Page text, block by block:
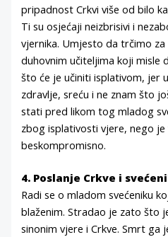
pripadnost Crkvi više od bilo
Ti su osjećaji neizbrisivi i
vjernika. Umjesto da trčimo
duhovnim učiteljima koji misle
što će je učiniti isplativom, jer
zdravlje, sreću i ne znam što
stati pred likom tog mladog
zbog isplativosti vjere, nego
beskompromisno.
4. Poslanje Crkve i
Radi se o mladom svećeniku
blaženim. Stradao je zato što
sinonim vjere i Crkve. Smrt ga